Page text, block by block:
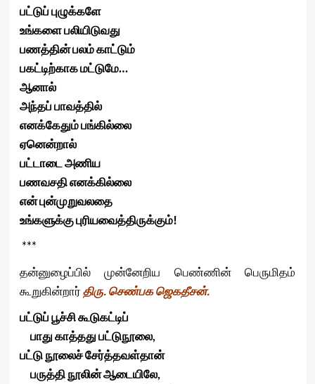
பட்டுப் புழுக்களே
உங்களை பலியிடுவது
பணத்தின் பலம் காட்டும்
பகட்டிற்காக மட்டுமே…
ஆனால்
அந்தப் பாவத்தில்
எனக்கேதும் பங்கில்லை
ஏனென்றால்
பட்டாடை அணிய
பணவசதி எனக்கில்லை
என் புன்முறுவலதை
உங்களுக்கு புரியவைத்திருக்கும்!
***
தன்னுழைப்பில் முன்னேறிய பெண்ணின் பெருமிதம்
கூறுகின்றார்திரு. செண்பக ஜெகதீசன்.
பட்டுப் பூச்சி கூடுகட்டிப்
பாது காத்தது பட்டுநூலை,
பட்டு நூலைச் சேர்த்தவள்தான்
பருத்தி நூலின் ஆடையிலே,